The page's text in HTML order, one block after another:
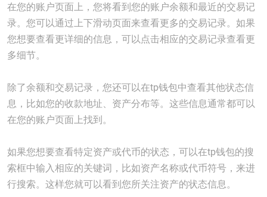
在您的账户页面上，您将看到您的账户余额和最近的交易记
录。您可以通过上下滑动页面来查看更多的交易记录。如果
您想要查看更详细的信息，可以点击相应的交易记录查看更
多细节。
除了余额和交易记录，您还可以在tp钱包中查看其他状态信
息，比如您的收款地址、资产分布等。这些信息通常都可以
在您的账户页面上找到。
如果您想要查看特定资产或代币的状态，可以在tp钱包的搜
索框中输入相应的关键词，比如资产名称或代币符号，来进
行搜索。这样您就可以看到您所关注资产的状态信息。